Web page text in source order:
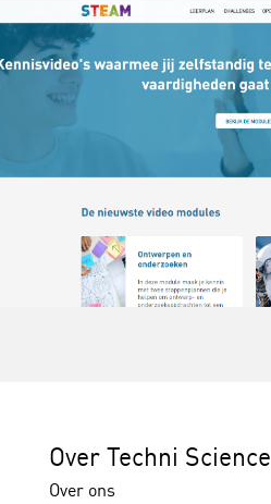
Over Techni Science
Over ons